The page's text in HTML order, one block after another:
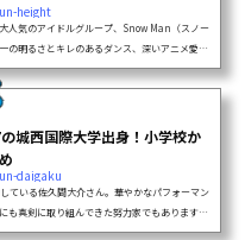
height
人気のアイドルグループ、Snow Man（スノー
の明るさとキレのあるダンス、深いアニメ愛で
が佐久間大介さんです。「さっくん」の愛称で
メーカー的存在ですよね。近年では声優として
城西国際大学出身！小学校か
daigaku
ている佐久間大介さん。華やかなパフォーマン
も真剣に取り組んできた努力家でもあります。
大学」に関する情報を中心に、佐久間大介さん